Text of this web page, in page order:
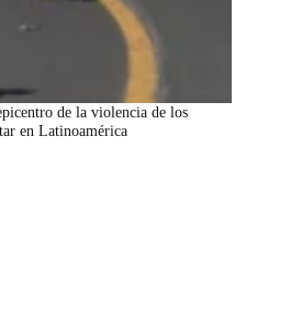
de la violencia de los
en Latinoamérica